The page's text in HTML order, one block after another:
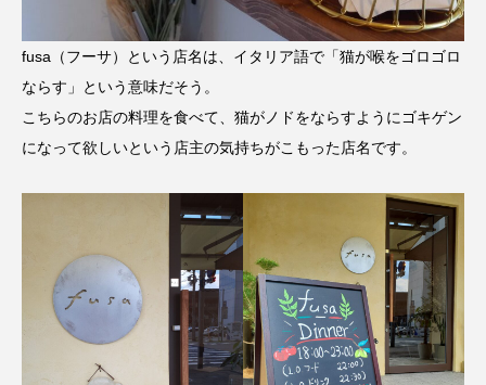
fusa（フーサ）という店名は、イタリア語で「猫が喉をゴロゴロ
ならす」という意味だそう。
こちらのお店の料理を食べて、猫がノドをならすようにゴキゲン
になって欲しいという店主の気持ちがこもった店名です。